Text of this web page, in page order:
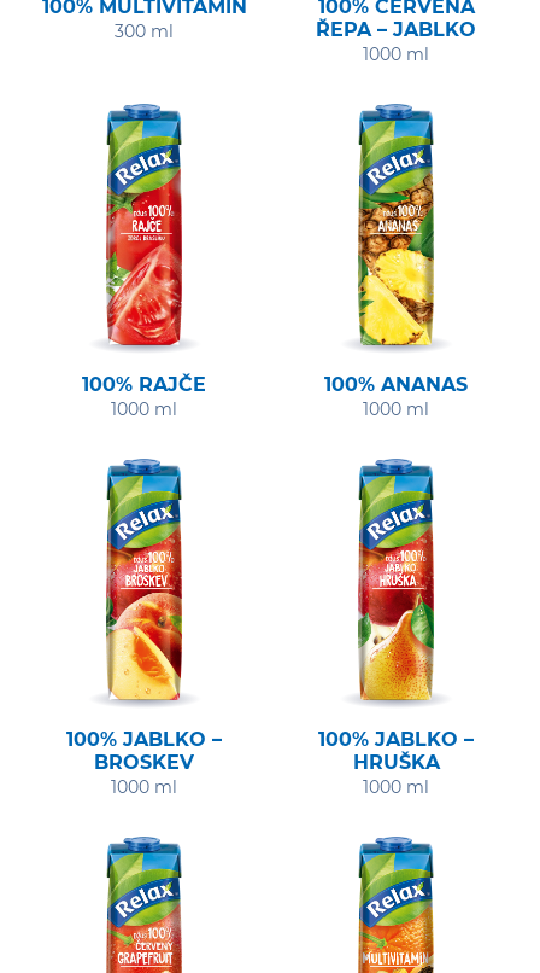
100% MULTIVITAMIN
300 ml
100% ČERVENÁ
ŘEPA – JABLKO
1000 ml
100% RAJČE
1000 ml
100% ANANAS
1000 ml
100% JABLKO –
BROSKEV
1000 ml
100% JABLKO –
HRUŠKA
1000 ml